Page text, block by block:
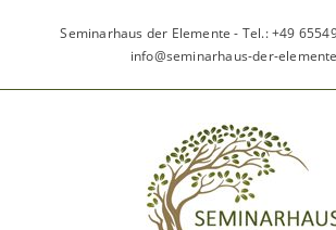
Seminarhaus der Elemente - Tel.: +49
info@seminarhaus-der-